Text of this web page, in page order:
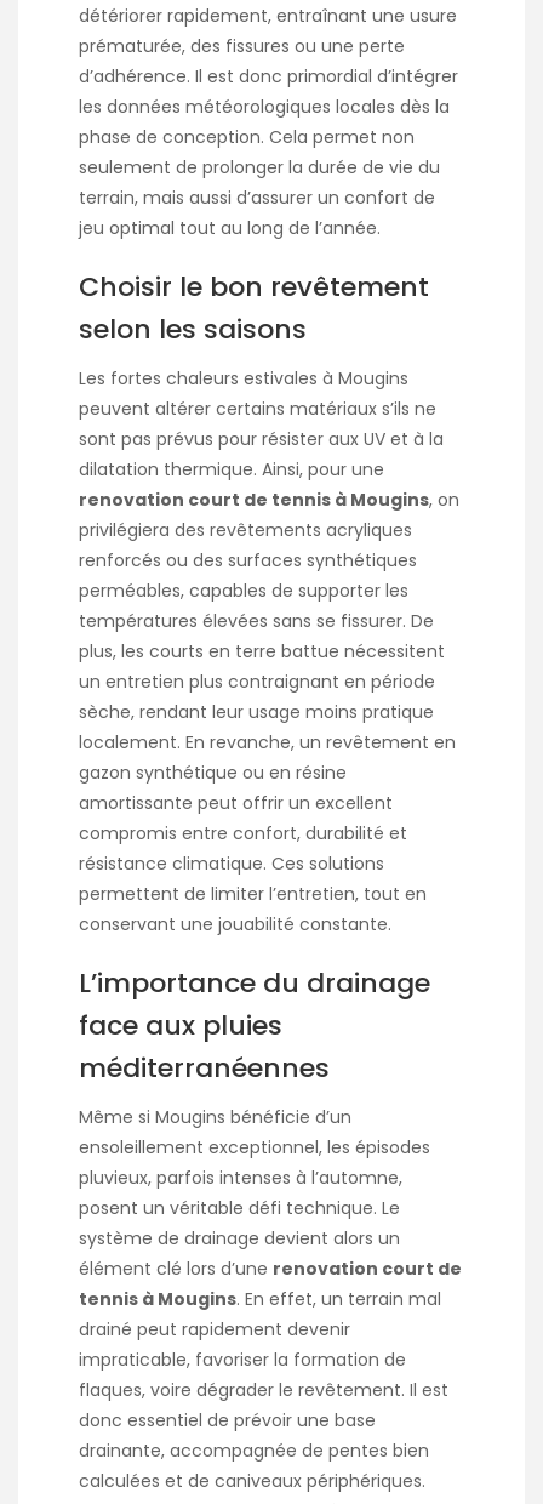
détériorer rapidement, entraînant une usure
prématurée, des fissures ou une perte
d’adhérence. Il est donc primordial d’intégrer
les données météorologiques locales dès la
phase de conception. Cela permet non
seulement de prolonger la durée de vie du
terrain, mais aussi d’assurer un confort de
jeu optimal tout au long de l’année.
Choisir le bon revêtement
selon les saisons
Les fortes chaleurs estivales à Mougins
peuvent altérer certains matériaux s’ils ne
sont pas prévus pour résister aux UV et à la
dilatation thermique. Ainsi, pour une
renovation court de tennis à Mougins, on
privilégiera des revêtements acryliques
renforcés ou des surfaces synthétiques
perméables, capables de supporter les
températures élevées sans se fissurer. De
plus, les courts en terre battue nécessitent
un entretien plus contraignant en période
sèche, rendant leur usage moins pratique
localement. En revanche, un revêtement en
gazon synthétique ou en résine
amortissante peut offrir un excellent
compromis entre confort, durabilité et
résistance climatique. Ces solutions
permettent de limiter l’entretien, tout en
conservant une jouabilité constante.
L’importance du drainage
face aux pluies
méditerranéennes
Même si Mougins bénéficie d’un
ensoleillement exceptionnel, les épisodes
pluvieux, parfois intenses à l’automne,
posent un véritable défi technique. Le
système de drainage devient alors un
élément clé lors d’une renovation court de
tennis à Mougins. En effet, un terrain mal
drainé peut rapidement devenir
impraticable, favoriser la formation de
flaques, voire dégrader le revêtement. Il est
donc essentiel de prévoir une base
drainante, accompagnée de pentes bien
calculées et de caniveaux périphériques.